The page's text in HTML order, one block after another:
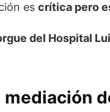
es crítica pero
del Hospital